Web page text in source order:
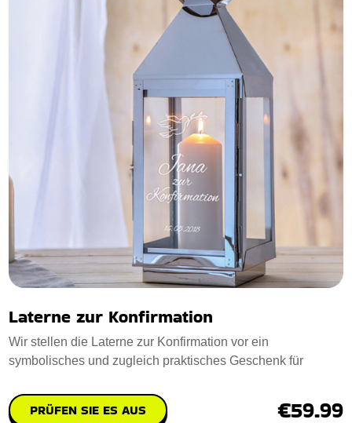
Laterne zur Konfirmation
Wir stellen die Laterne zur Konfirmation vor ein
symbolisches und zugleich praktisches Geschenk für
PRÜFEN SIE ES AUS €59.99